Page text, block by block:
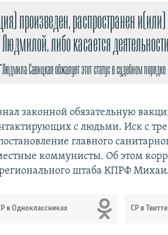
произведен, распространен
либо касается
*Людмила Савицкая обжалует этот статус в судебном порядке
законной обязательную
с людьми. Иск с
главного
коммунисты. Об этом
штаба КПРФ
в Одноклассниках СР в